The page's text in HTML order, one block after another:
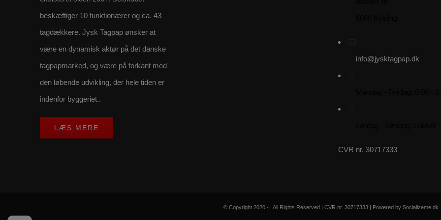
beskæftiger 10 funktionærer og ca. 43
tagdækkere. Jysk Tagpap ønsker at
være en dynamisk aktør på det danske
tagpapmarked, og være på forkant med
den løbende udvikling, der hele tiden er
indenfor byggeriet..
LÆS MERE
info@jysktagpap.dk
CVR nr. 30717333
© Copyright 2020 - | All Rights Reserved | CVR nr. 30717333 | Powered by Socializeme.dk